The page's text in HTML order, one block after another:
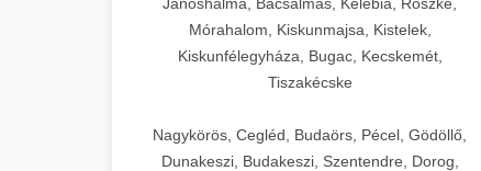
Mórahalom, Kiskunmajsa, Kistelek,
Kiskunfélegyháza, Bugac, Kecskemét,
Tiszakécske
Nagykörös, Cegléd, Budaörs, Pécel, Gödöllő,
Dunakeszi, Budakeszi, Szentendre, Dorog,